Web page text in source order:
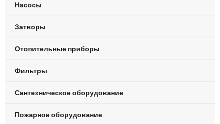
Насосы
Затворы
Отопительные приборы
Фильтры
Сантехническое оборудование
Пожарное оборудование